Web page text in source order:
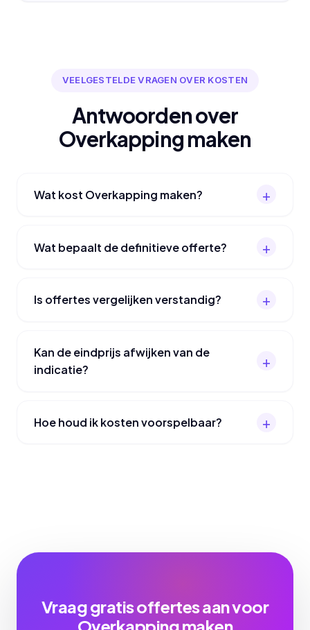
VEELGESTELDE VRAGEN OVER KOSTEN
Antwoorden over
Overkapping maken
Wat kost Overkapping maken?
Wat bepaalt de definitieve offerte?
Is offertes vergelijken verstandig?
Kan de eindprijs afwijken van de
indicatie?
Hoe houd ik kosten voorspelbaar?
Vraag gratis offertes aan voor